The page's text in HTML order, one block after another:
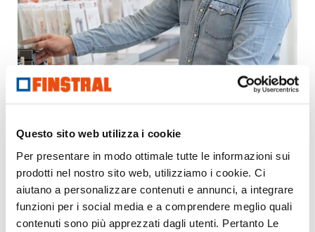
Questo sito web utilizza i cookie
Per presentare in modo ottimale tutte le informazioni sui
prodotti nel nostro sito web, utilizziamo i cookie. Ci
aiutano a personalizzare contenuti e annunci, a integrare
funzioni per i social media e a comprendere meglio quali
contenuti sono più apprezzati dagli utenti. Pertanto Le
T0386968463
renovmenuiserie89@orange.fr
Il Suo messaggio